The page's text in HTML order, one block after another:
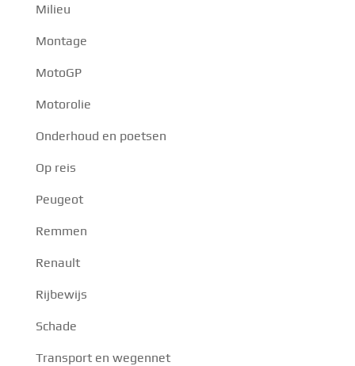
Milieu
Montage
MotoGP
Motorolie
Onderhoud en poetsen
Op reis
Peugeot
Remmen
Renault
Rijbewijs
Schade
Transport en wegennet